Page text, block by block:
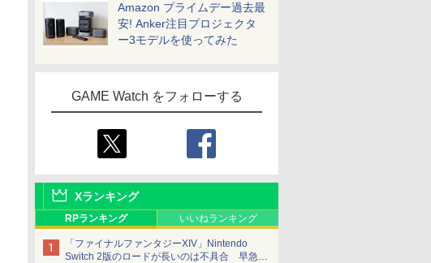
Amazon プライムデー過去最
安! Anker注目プロジェクタ
ー3モデルを使ってみた
GAME Watch をフォローする
Xランキング
RPランキング いいねランキング
「ファイナルファンタジーXIV」Nintendo
Switch 2版のロードが長いのは不具合 早急に